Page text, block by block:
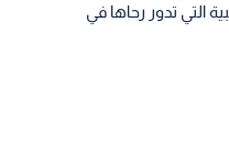
التي تدور رحاها في